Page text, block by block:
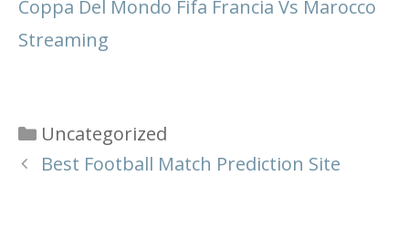
Coppa Del Mondo Fifa Francia Vs Marocco
Streaming
Categories
Uncategorized
Best Football Match Prediction Site